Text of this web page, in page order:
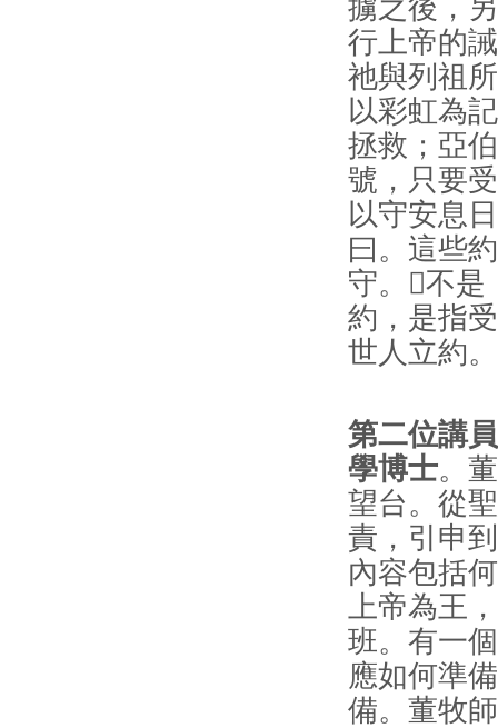
擄之後，
行上帝的
祂與列祖
以彩虹為
拯救；亞
號，只要
以守安息
曰。這些
守。不是
約，是指
世人立約
第二位講
學博士。
望台。從
責，引申
內容包括
上帝為王
班。有一
應如何準
備。董牧